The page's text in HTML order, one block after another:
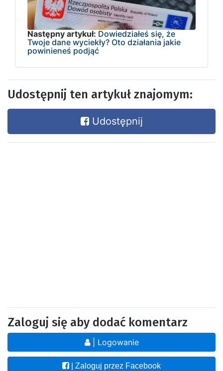
Następny artykuł: Dowiedziałeś się, że
Twoje dane wyciekły? Oto działania jakie
powinieneś podjąć
Udostępnij ten artykuł znajomym:
Udostępnij
Zaloguj się aby dodać komentarz
| Logowanie
| Zaloguj przez Facebook